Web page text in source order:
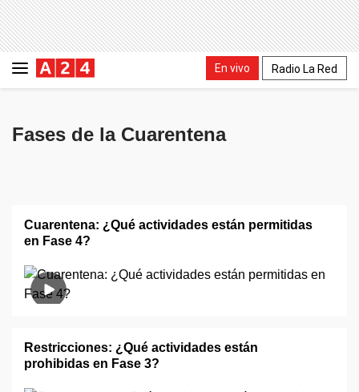
En vivo Radio La Red
Fases de la Cuarentena
Cuarentena: ¿Qué actividades están permitidas
en Fase 4?
Restricciones: ¿Qué actividades están
prohibidas en Fase 3?